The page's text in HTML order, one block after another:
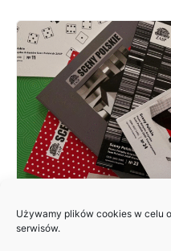
Używamy plików cookies w celu
serwisów.
ZAPRASZAMY